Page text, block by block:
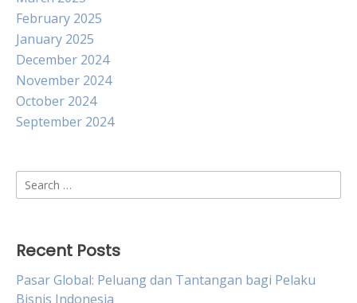
February 2025
January 2025
December 2024
November 2024
October 2024
September 2024
Search
for:
Recent Posts
Pasar Global: Peluang dan Tantangan bagi Pelaku
Bisnis Indonesia